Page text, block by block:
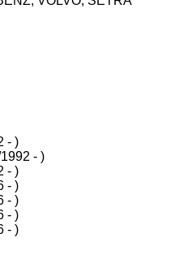
- )
- )
- )
- )
- )
- )
- )